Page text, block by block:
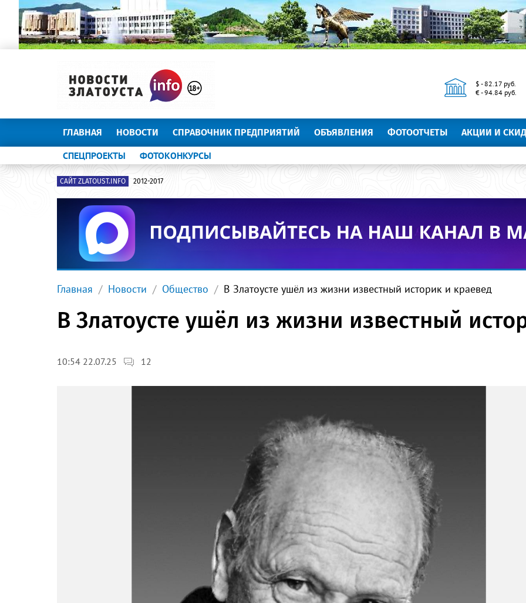
$ - 82.17 руб.
€ - 94.84 руб.
ГЛАВНАЯ НОВОСТИ СПРАВОЧНИК ПРЕДПРИЯТИЙ ОБЪЯВЛЕНИЯ ФОТООТЧЕТЫ АКЦИИ И
СПЕЦПРОЕКТЫ ФОТОКОНКУРСЫ
САЙТ ZLATOUST.INFO 2012-2017
Главная Новости Общество В Златоусте ушёл из жизни известный историк и краевед
В Златоусте ушёл из жизни известный
10:54 22.07.25 12